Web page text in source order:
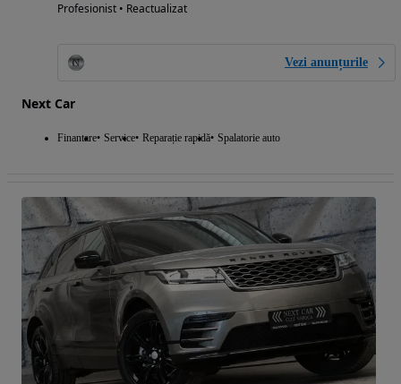
Profesionist • Reactualizat
Vezi anunțurile
Next Car
Finantare Service Reparație rapidă Spalatorie auto